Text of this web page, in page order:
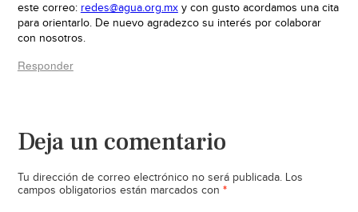
este correo: redes@agua.org.mxy con gusto acordamos una cita
para orientarlo. De nuevo agradezco su interés por colaborar
con nosotros.
Responder
Deja un comentario
Tu dirección de correo electrónico no será publicada. Los
campos obligatorios están marcados con *